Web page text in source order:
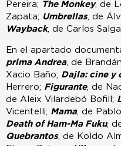
Pereira; The Monkey, de
Zapata; Umbrellas, de
Wayback, de Carlos
En el apartado
prima Andrea, de
Xacio Baño; Dajla: cine y
Herrero; Figurante, de
de Aleix Vilardebó Bofill;
Vicentelli; Mama, de
Death of Ham-Ma Fuku,
Quebrantos, de Koldo